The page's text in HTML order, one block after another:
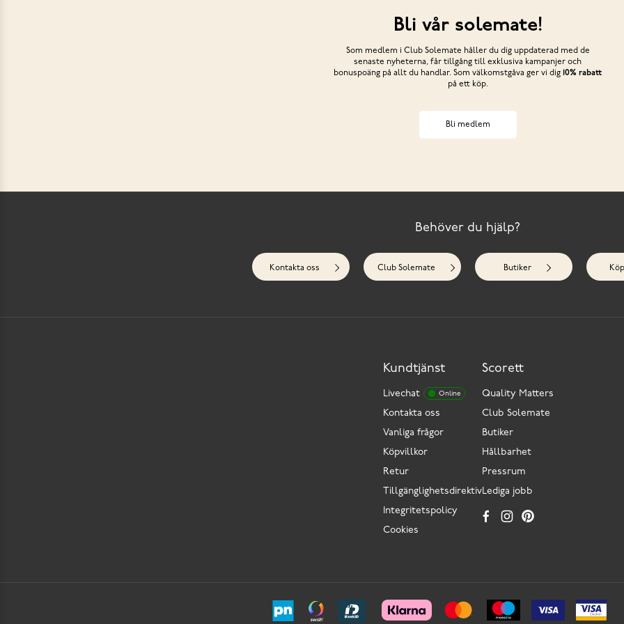
Bli vår solemate!
Som medlem i Club Solemate håller du dig uppdaterad med de
senaste nyheterna, får tillgång till exklusiva kampanjer och
bonuspoäng på allt du handlar. Som välkomstgåva ger vi dig 10% rabatt
på ett köp.
Bli medlem
Behöver du hjälp?
Kontakta oss Club Solemate Butiker
Kundtjänst
Livechat Online
Kontakta oss
Vanliga frågor
Köpvillkor
Retur
Tillgänglighetsdirektiv
Integritetspolicy
Cookies
Scorett
Quality Matters
Club Solemate
Butiker
Hållbarhet
Pressrum
Lediga jobb